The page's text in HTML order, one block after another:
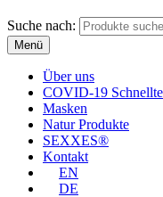
Suche nach:
Menü
Über uns
COVID-19
Mas­ken
Natur Pro­duk­te
SEXXES®
Kon­takt
EN
DE